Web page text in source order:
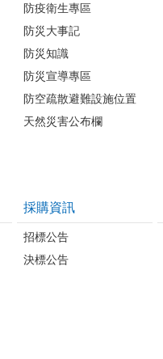
防疫衛生專區
防災大事記
防災知識
防災宣導專區
防空疏散避難設施位置
天然災害公布欄
採購資訊
招標公告
決標公告